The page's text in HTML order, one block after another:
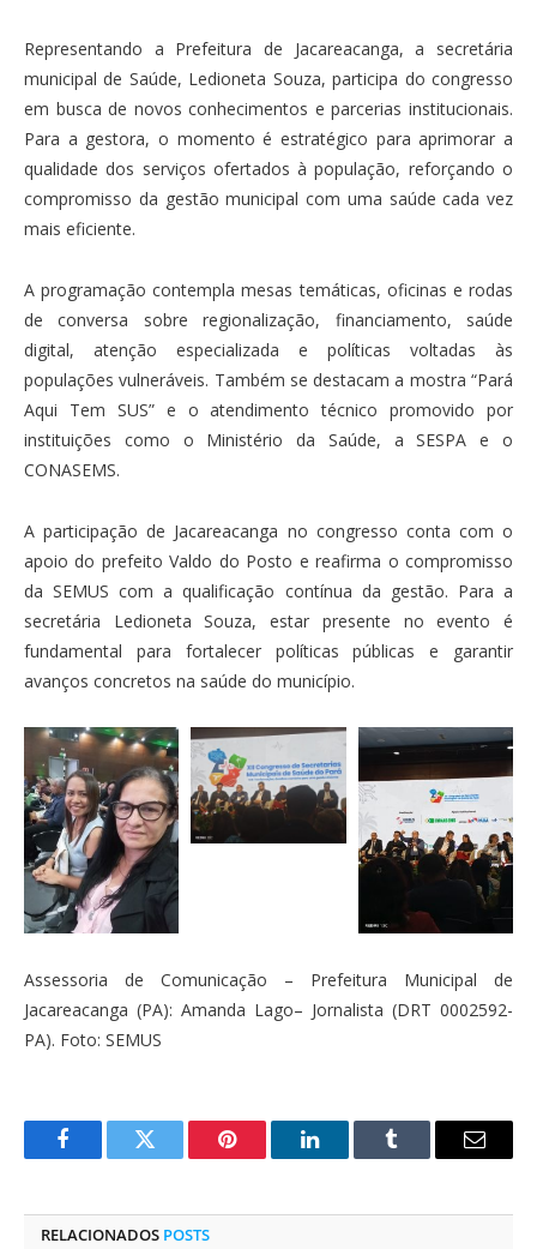
Representando a Prefeitura de Jacareacanga, a secretária
municipal de Saúde, Ledioneta Souza, participa do congresso
em busca de novos conhecimentos e parcerias institucionais.
Para a gestora, o momento é estratégico para aprimorar a
qualidade dos serviços ofertados à população, reforçando o
compromisso da gestão municipal com uma saúde cada vez
mais eficiente.
A programação contempla mesas temáticas, oficinas e rodas
de conversa sobre regionalização, financiamento, saúde
digital, atenção especializada e políticas voltadas às
populações vulneráveis. Também se destacam a mostra “Pará
Aqui Tem SUS” e o atendimento técnico promovido por
instituições como o Ministério da Saúde, a SESPA e o
CONASEMS.
A participação de Jacareacanga no congresso conta com o
apoio do prefeito Valdo do Posto e reafirma o compromisso
da SEMUS com a qualificação contínua da gestão. Para a
secretária Ledioneta Souza, estar presente no evento é
fundamental para fortalecer políticas públicas e garantir
avanços concretos na saúde do município.
Assessoria de Comunicação – Prefeitura Municipal de
Jacareacanga (PA): Amanda Lago– Jornalista (DRT 0002592-
PA). Foto: SEMUS
FacebookTwitter Pinterest O
Tumblr
E-
RELACIONADOS POSTS